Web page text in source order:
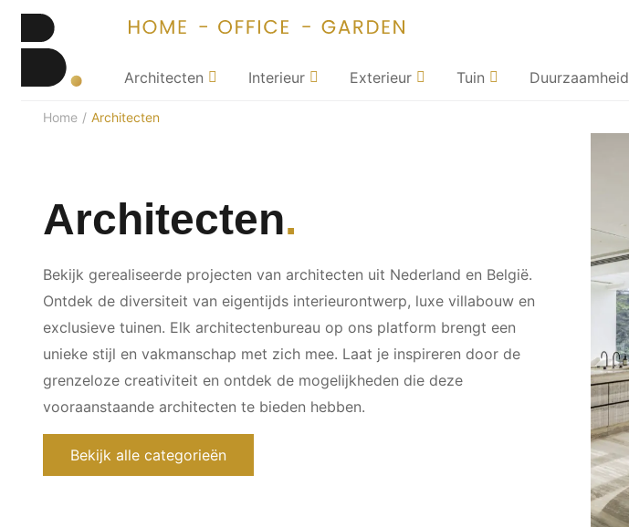
Architecten Interieur Exterieur Tuin Duurzaamheid
Home / Architecten
Architecten
Bekijk gerealiseerde projecten van architecten uit Nederland en België.
Ontdek de diversiteit van eigentijds interieurontwerp, luxe villabouw en
exclusieve tuinen. Elk architectenbureau op ons platform brengt een
unieke stijl en vakmanschap met zich mee. Laat je inspireren door de
grenzeloze creativiteit en ontdek de mogelijkheden die deze
vooraanstaande architecten te bieden hebben.
Bekijk alle categorieën